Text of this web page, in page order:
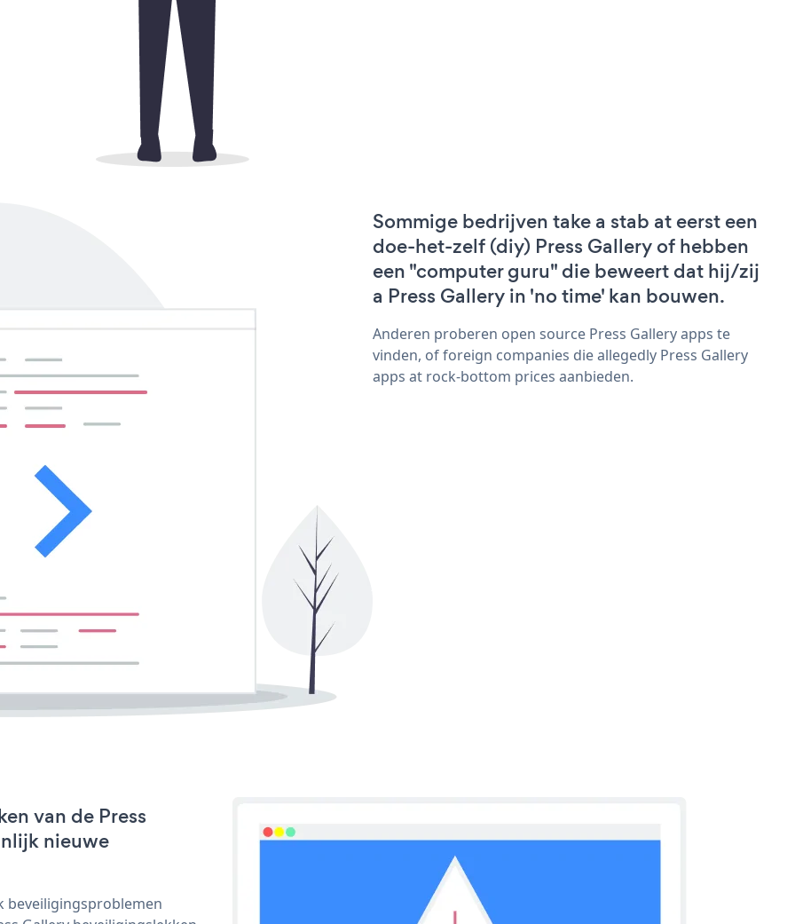
Sommige bedrijven take a stab at eerst een
doe-het-zelf (diy) Press Gallery of hebben
een "computer guru" die beweert dat hij/zij
a Press Gallery in 'no time' kan bouwen.
Anderen proberen open source Press Gallery apps te
vinden, of foreign companies die allegedly Press Gallery
apps at rock-bottom prices aanbieden.
van de Press
nieuwe
beveiligingsproblemen